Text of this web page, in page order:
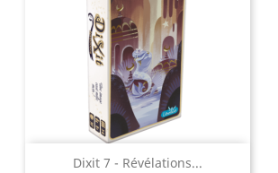
Dixit 7 - Révélations...